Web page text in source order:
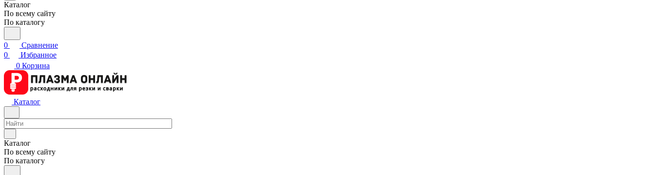
Каталог
По всему сайту
По каталогу
0
Сравнение
0
Избранное
0 Корзина
Каталог
Каталог
По всему сайту
По каталогу